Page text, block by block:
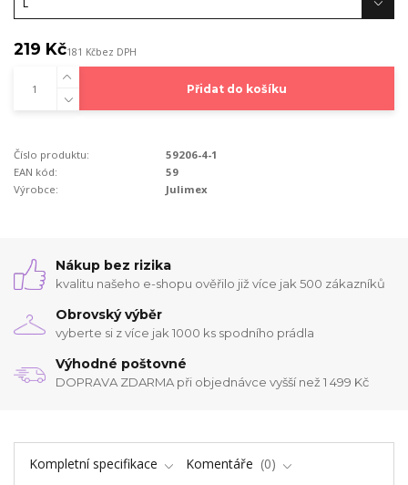
219 Kč181 Kčbez DPH
Přidat do košíku
Číslo produktu:
59206-4-1
EAN kód:
59
Výrobce:
Julimex
Nákup bez rizika
kvalitu našeho e-shopu ověřilo již více jak 500 zákazníků
Obrovský výběr
vyberte si z více jak 1000 ks spodního prádla
Výhodné poštovné
DOPRAVA ZDARMA při objednávce vyšší než 1 499 Kč
Kompletní specifikace Komentáře 0